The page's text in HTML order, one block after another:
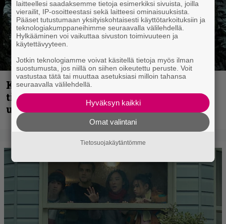
Kokoonpanonsa uudistanut Sleep
tiedottaa uudesta levystä, julkaisi myös
uuden maistiaisen
laitteellesi saadaksemme tietoja esimerkiksi sivuista, joilla
vierailit, IP-osoitteestasi sekä laitteesi ominaisuuksista.
Pääset tutustumaan yksityiskohtaisesti käyttötarkoituksiin ja
teknologiakumppaneihimme seuraavalla välilehdellä.
Hylkääminen voi vaikuttaa sivuston toimivuuteen ja
käytettävyyteen.
Jotkin teknologiamme voivat käsitellä tietoja myös ilman
suostumusta, jos niillä on siihen oikeutettu peruste. Voit
vastustaa tätä tai muuttaa asetuksiasi milloin tahansa
seuraavalla välilehdellä.
Hyväksyn kaikki
Omat valintani
Tietosuojakäytäntömme